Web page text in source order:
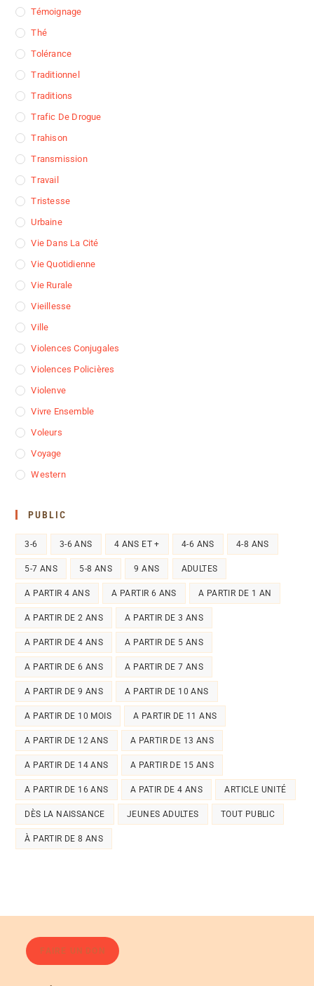
Témoignage
Thé
Tolérance
Traditionnel
Traditions
Trafic De Drogue
Trahison
Transmission
Travail
Tristesse
Urbaine
Vie Dans La Cité
Vie Quotidienne
Vie Rurale
Vieillesse
Ville
Violences Conjugales
Violences Policières
Violenve
Vivre Ensemble
Voleurs
Voyage
Western
PUBLIC
3-6 3-6 ANS 4 ANS ET + 4-6 ANS 4-8 ANS
5-7 ANS 5-8 ANS 9 ANS ADULTES
A PARTIR 4 ANS A PARTIR 6 ANS A PARTIR DE 1 AN
A PARTIR DE 2 ANS A PARTIR DE 3 ANS
A PARTIR DE 4 ANS A PARTIR DE 5 ANS
A PARTIR DE 6 ANS A PARTIR DE 7 ANS
A PARTIR DE 9 ANS A PARTIR DE 10 ANS
A PARTIR DE 10 MOIS A PARTIR DE 11 ANS
A PARTIR DE 12 ANS A PARTIR DE 13 ANS
A PARTIR DE 14 ANS A PARTIR DE 15 ANS
A PARTIR DE 16 ANS A PATIR DE 4 ANS ARTICLE UNITÉ
DÈS LA NAISSANCE JEUNES ADULTES TOUT PUBLIC
À PARTIR DE 8 ANS
FAIRE UN DON